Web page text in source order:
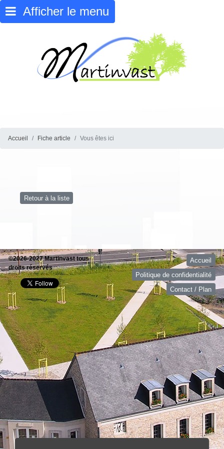
Afficher le menu
Accueil Fiche article Vous êtes ici
Retour à la liste
©2026-2027 Martinvast tous
droits réservés
Accueil
Politique de confidentialité
Contact / Plan